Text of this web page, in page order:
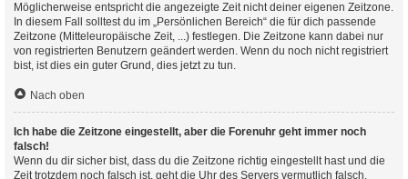
Möglicherweise entspricht die angezeigte Zeit nicht deiner eigenen Zeitzone.
In diesem Fall solltest du im „Persönlichen Bereich“ die für dich passende
Zeitzone (Mitteleuropäische Zeit, ...) festlegen. Die Zeitzone kann dabei nur
von registrierten Benutzern geändert werden. Wenn du noch nicht registriert
bist, ist dies ein guter Grund, dies jetzt zu tun.
Nach oben
Ich habe die Zeitzone eingestellt, aber die Forenuhr geht immer noch
falsch!
Wenn du dir sicher bist, dass du die Zeitzone richtig eingestellt hast und die
Zeit trotzdem noch falsch ist, geht die Uhr des Servers vermutlich falsch.